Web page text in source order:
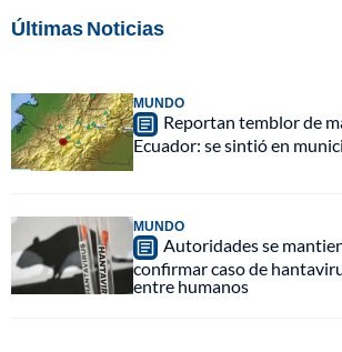
Últimas Noticias
MUNDO
Reportan temblor de
Ecuador: se sintió en
MUNDO
Autoridades se
confirmar caso de
entre humanos